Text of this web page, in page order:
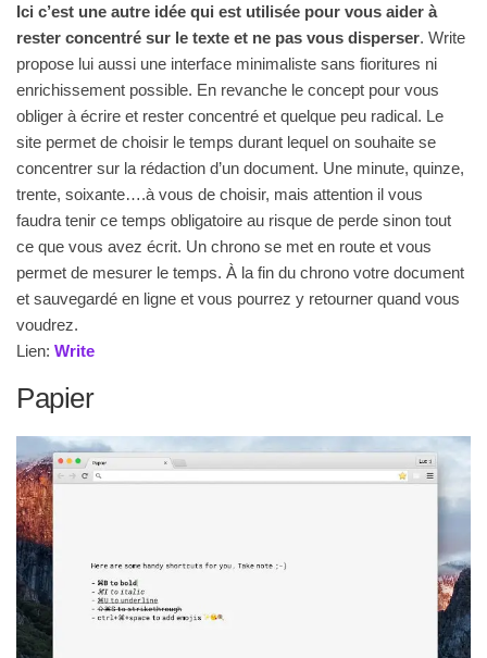
Ici c’est une autre idée qui est utilisée pour vous aider à
rester concentré sur le texte et ne pas vous disperser. Write
propose lui aussi une interface minimaliste sans fioritures ni
enrichissement possible. En revanche le concept pour vous
obliger à écrire et rester concentré et quelque peu radical. Le
site permet de choisir le temps durant lequel on souhaite se
concentrer sur la rédaction d’un document. Une minute, quinze,
trente, soixante….à vous de choisir, mais attention il vous
faudra tenir ce temps obligatoire au risque de perde sinon tout
ce que vous avez écrit. Un chrono se met en route et vous
permet de mesurer le temps. À la fin du chrono votre document
et sauvegardé en ligne et vous pourrez y retourner quand vous
voudrez.
Lien: Write
Papier